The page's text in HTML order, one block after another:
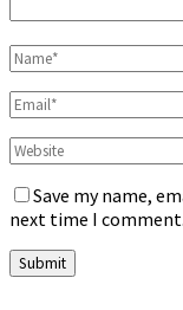
Save my name,
next time I comment.